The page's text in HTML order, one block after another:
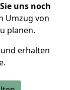
uns noch
Umzug von
planen.
erhalten